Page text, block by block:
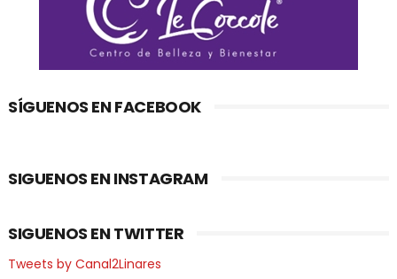
SÍGUENOS EN FACEBOOK
SIGUENOS EN INSTAGRAM
SIGUENOS EN TWITTER
Tweets by Canal2Linares